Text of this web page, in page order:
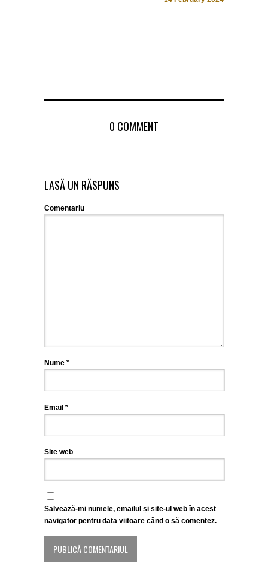
0 COMMENT
LASĂ UN RĂSPUNS
Comentariu
Nume *
Email *
Site web
Salvează-mi numele, emailul și site-ul web în acest
navigator pentru data viitoare când o să comentez.